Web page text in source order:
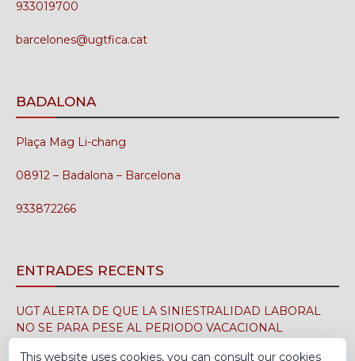
933019700
barcelones@ugtfica.cat
BADALONA
Plaça Mag Li-chang
08912 – Badalona – Barcelona
933872266
ENTRADES RECENTS
UGT ALERTA DE QUE LA SINIESTRALIDAD LABORAL
NO SE PARA PESE AL PERIODO VACACIONAL
This website uses cookies, you can consult our cookies